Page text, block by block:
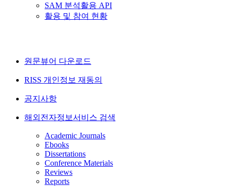
SAM 분석활용 API
활용 및 참여 현황
원문뷰어 다운로드
RISS 개인정보 재동의
공지사항
해외전자정보서비스 검색
Academic Journals
Ebooks
Dissertations
Conference Materials
Reviews
Reports